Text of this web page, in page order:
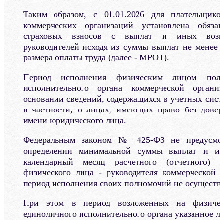
Таким образом, с 01.01.2026 для
коммерческих организаций установлена
страховых взносов с выплат и иных
руководителей исходя из суммы выплат не
размера оплаты труда (далее - МРОТ).
Период исполнения физическим лицом
исполнительного органа коммерческой
основании сведений, содержащихся в учетных
в частности, о лицах, имеющих право без
имени юридического лица.
Федеральным законом № 425-ФЗ не
определении минимальной суммы выплат и
календарный месяц расчетного
физического лица - руководителя
период исполнения своих полномочий не
При этом в период возложенных на
единоличного исполнительного органа указанное